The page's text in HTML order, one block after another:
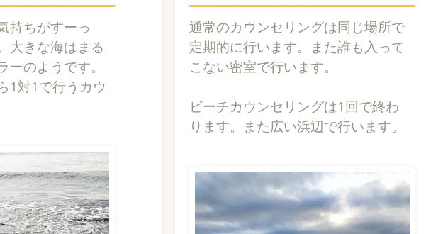
持ちがすーっ
大きな海はまる
のようです。
1対1で行うカウ
通常のカウンセリングは同じ場所で
定期的に行います。また誰も入って
こない密室で行います。
ビーチカウンセリングは1回で終わ
ります。また広い浜辺で行います。